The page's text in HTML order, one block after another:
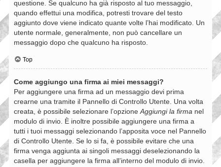
questione. Se qualcuno ha già risposto al tuo messaggio,
quando effettui una modifica, potresti trovare del testo
aggiunto dove viene indicato quante volte l’hai modificato. Un
utente normale, generalmente, non può cancellare un
messaggio dopo che qualcuno ha risposto.
Top
Come aggiungo una firma ai miei messaggi?
Per aggiungere una firma ad un messaggio devi prima
crearne una tramite il Pannello di Controllo Utente. Una volta
creata, è possibile selezionare l’opzione Aggiungi la firma nel
modulo di invio. È inoltre possibile aggiungere una firma a
tutti i tuoi messaggi selezionando l’apposita voce nel Pannello
di Controllo Utente. Se lo si fa, è possibile evitare che una
firma venga aggiunta ai singoli messaggi deselezionando la
casella per aggiungere la firma all’interno del modulo di invio.